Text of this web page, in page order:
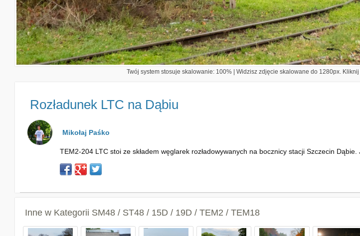
Twój system stosuje skalowanie: 100% | Widzisz zdjęcie skalowane do 1280px.
Rozładunek LTC na Dąbiu
Mikołaj Paśko
TEM2-204 LTC stoi ze składem węglarek rozładowywanych na bocznicy stacji Szczecin
Inne w Kategorii SM48 / ST48 / 15D / 19D / TEM2 / TEM18